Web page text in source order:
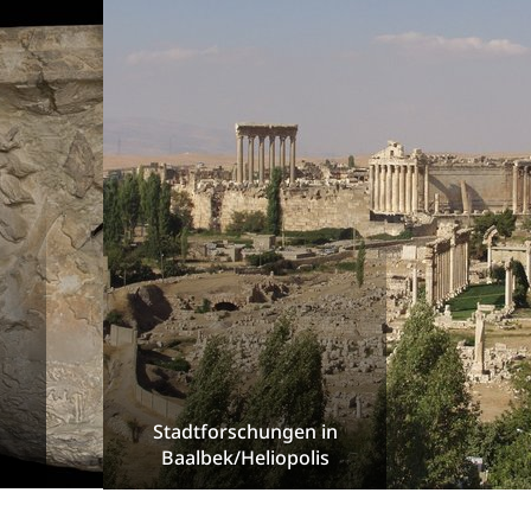
Stadtforschungen in
Baalbek/Heliopolis